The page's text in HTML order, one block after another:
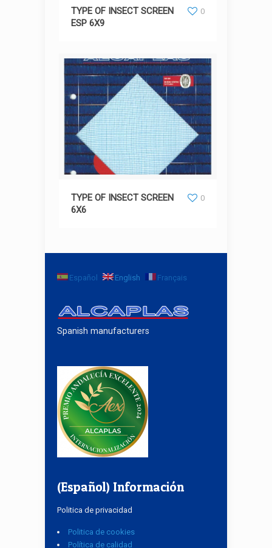
TYPE OF INSECT SCREEN ESP 6X9
TYPE OF INSECT SCREEN
ESP 6X9
0
TYPE OF INSECT SCREEN 6X6
TYPE OF INSECT SCREEN
6X6
0
Español English Français
Spanish manufacturers
(Español) Información
Politica de privacidad
Politica de cookies
Política de calidad